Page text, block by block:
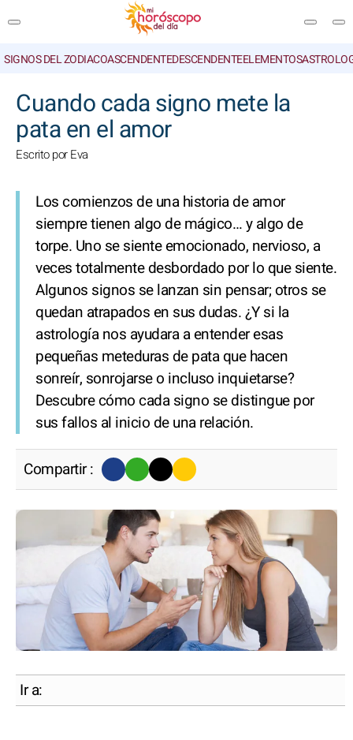
SIGNOS DEL ZODIACOASCENDENTEDESCENDENTEELEMENTOS
Cuando cada signo mete la
pata en el amor
Escrito por Eva
Los comienzos de una historia de amor
siempre tienen algo de mágico… y algo de
torpe. Uno se siente emocionado, nervioso, a
veces totalmente desbordado por lo que siente.
Algunos signos se lanzan sin pensar; otros se
quedan atrapados en sus dudas. ¿Y si la
astrología nos ayudara a entender esas
pequeñas meteduras de pata que hacen
sonreír, sonrojarse o incluso inquietarse?
Descubre cómo cada signo se distingue por
sus fallos al inicio de una relación.
Compartir :
Ir a: